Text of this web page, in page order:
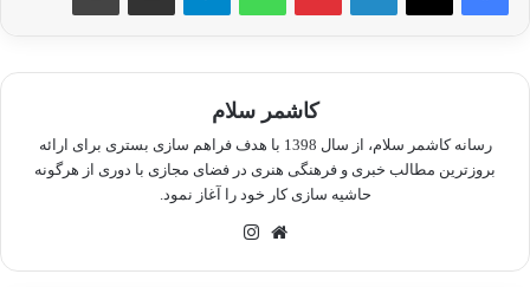
کاشمر سلام
رسانه کاشمر سلام، از سال 1398 با هدف فراهم سازی بستری برای ارائه
بروزترین مطالب خبری و فرهنگی هنری در فضای مجازی با دوری از هرگونه
حاشیه سازی کار خود را آغاز نمود.
وبسایت